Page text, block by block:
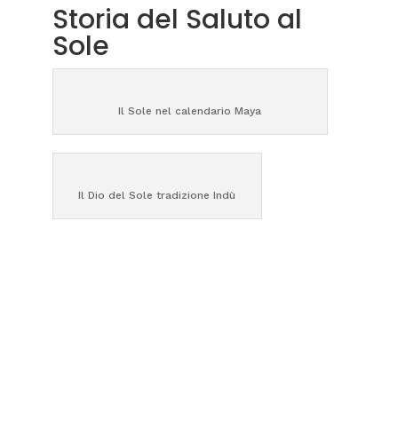
Storia del Saluto al
Sole
Il Sole nel calendario Maya
Il Dio del Sole tradizione Indù